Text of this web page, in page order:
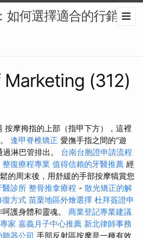
如何選擇適合的行銷策
Marketing (312)
按摩拇指的上部（指甲下方），這裡
逢甲脊椎矯正 愛撫手指之間的“遊
淋巴管排出。 台南台胞證申請流程
整復療程專業 值得信賴的牙醫推薦 經
的周末後，用舒緩的手部按摩犒賞您
醫診所 整骨推拿療程 - 散光矯正的解
復方式 苗栗地區外燴選擇 杜拜簽證申
護身體和靈魂。 商業登記專業建議
家 嘉義月子中心推薦 新北律師事務
器公司 手部反射區按摩是一種有效